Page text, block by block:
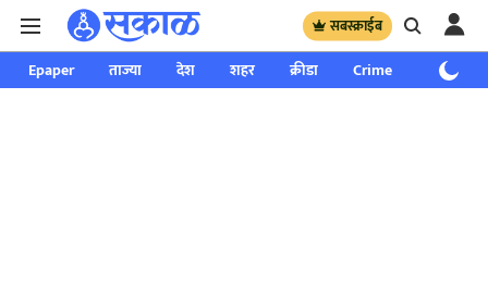
सबस्क्राईब
Epaper ताज्या देश शहर क्रीडा Crime साप्ताहिक